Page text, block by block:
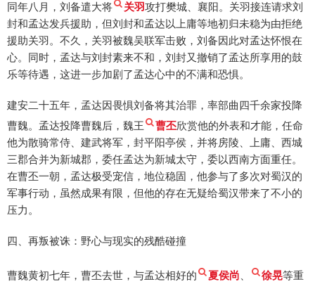
同年八月，刘备遣大将 关羽攻打樊城、襄阳。关羽接连请求刘
封和孟达发兵援助，但刘封和孟达以上庸等地初归未稳为由拒绝
援助关羽。不久，关羽被魏吴联军击败，刘备因此对孟达怀恨在
心。同时，孟达与刘封素来不和，刘封又撤销了孟达所享用的鼓
乐等待遇，这进一步加剧了孟达心中的不满和恐惧。
建安二十五年，孟达因畏惧刘备将其治罪，率部曲四千余家投降
曹魏。孟达投降曹魏后，魏王
曹丕欣赏他的外表和才能，任命
他为散骑常侍、建武将军，封平阳亭侯，并将房陵、上庸、西城
三郡合并为新城郡，委任孟达为新城太守，委以西南方面重任。
在曹丕一朝，孟达极受宠信，地位稳固，他参与了多次对蜀汉的
军事行动，虽然成果有限，但他的存在无疑给蜀汉带来了不小的
压力。
四、再叛被诛：野心与现实的残酷碰撞
曹魏黄初七年，曹丕去世，与孟达相好的 夏侯尚 徐晃等重